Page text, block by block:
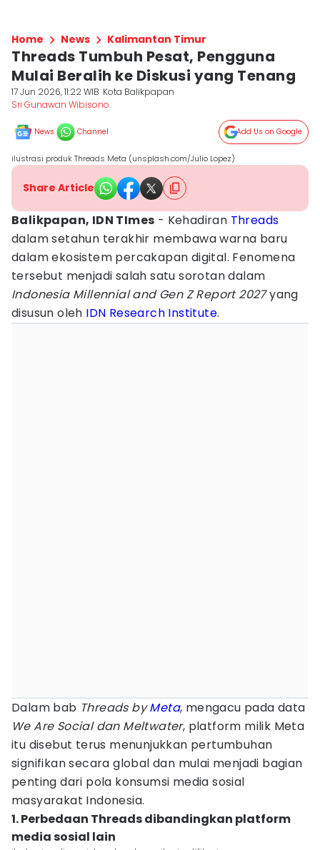
Home News Kalimantan Timur
Threads Tumbuh Pesat, Pengguna
Mulai Beralih ke Diskusi yang Tenang
17 Jun 2026, 11:22 WIB Kota Balikpapan
Sri Gunawan Wibisono
News Channel Add Us on Google
ilustrasi produk Threads Meta (unsplash.com/Julio Lopez)
Share Article
Balikpapan, IDN TImes - Kehadiran Threads
dalam setahun terakhir membawa warna baru
dalam ekosistem percakapan digital. Fenomena
tersebut menjadi salah satu sorotan dalam
Indonesia Millennial and Gen Z Report 2027yang
disusun oleh IDN Research Institute.
Dalam bab Threads byMeta, mengacu pada data
We Are Social dan Meltwater, platform milik Meta
itu disebut terus menunjukkan pertumbuhan
signifikan secara global dan mulai menjadi bagian
penting dari pola konsumsi media sosial
masyarakat Indonesia.
1. Perbedaan Threads dibandingkan platform
media sosial lain